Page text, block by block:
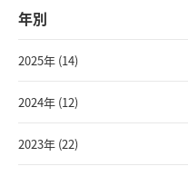
年別
2025年 (14)
2024年 (12)
2023年 (22)